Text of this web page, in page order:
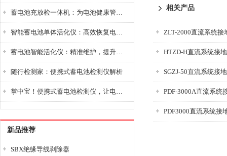
蓄电池充放检一体机：为电池健康管理提供一站式解决方案
智能蓄电池单体活化仪：高效恢复电池性能，延长蓄电池使用寿命
蓄电池智能活化仪：精准维护，提升电池健康状态
随行检测家：便携式蓄电池检测仪解析
掌中宝！便携式蓄电池检测仪，让电池检测变得简单又快捷！
新品推荐
SBX绝缘导线剥除器
相关产品
ZLT-2000直流系统接
HTZD-H直流系统接
SGZJ-50直流系统接
PDF-3000A直流系统
PDF3000直流系统接